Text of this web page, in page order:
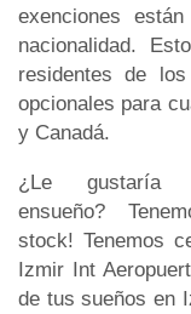
exenciones
nacionalidad.
residentes de
opcionales para
y Canadá.
¿Le
ensueño?
stock! Tenemos
Izmir Int
de tus sueños en